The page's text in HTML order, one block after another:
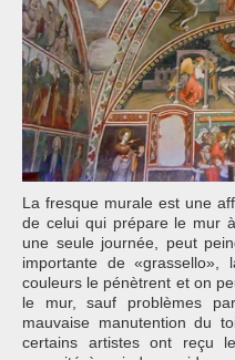
La fresque murale est une
de celui qui prépare le mur
une seule journée, peut
importante de «grassello»,
couleurs le pénètrent et on
le mur, sauf problèmes
mauvaise manutention du
certains artistes ont reçu